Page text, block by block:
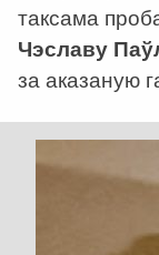
таксама
Чэславу
за аказаную